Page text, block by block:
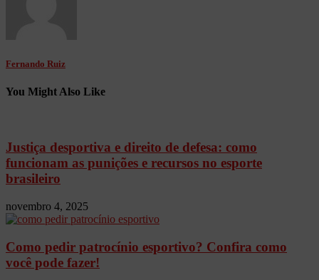
Fernando Ruiz
You Might Also Like
Justiça desportiva e direito de defesa: como
funcionam as punições e recursos no esporte
brasileiro
novembro 4, 2025
Como pedir patrocínio esportivo? Confira como
você pode fazer!